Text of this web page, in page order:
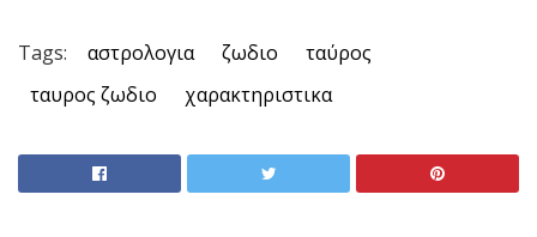
Tags: αστρολογια ζωδιο
ταύρος
ταυρος ζωδιο
χαρακτηριστικα